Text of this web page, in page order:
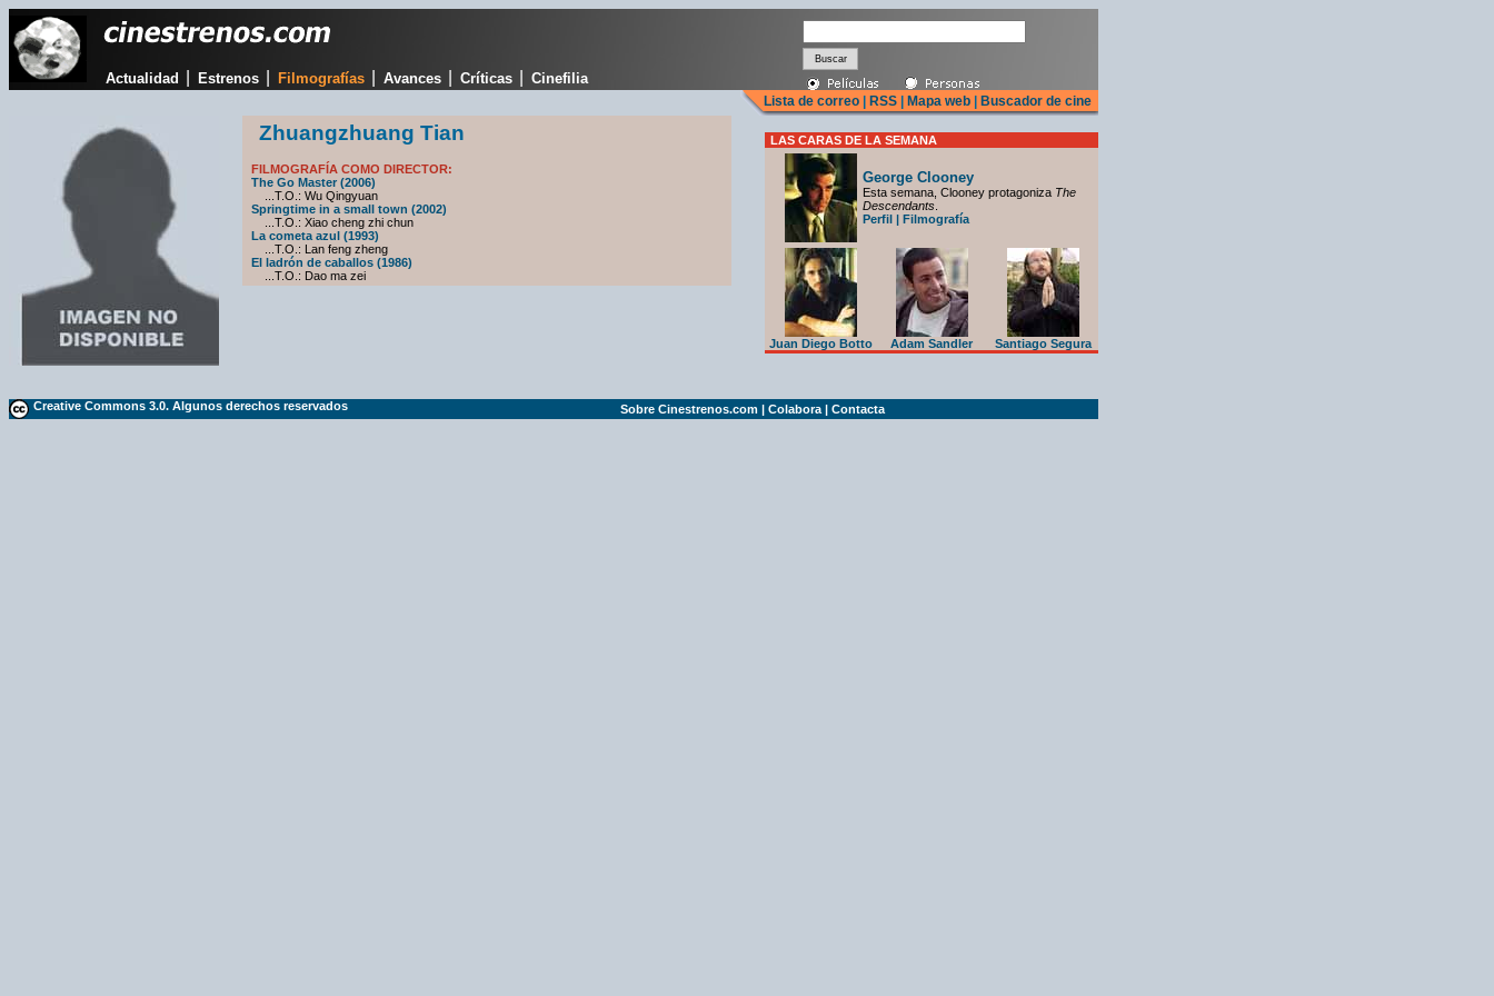
Actualidad Estrenos Filmografías Avances Críticas Cinefilia
Lista de correo RSS Mapa web Buscador de cine
Zhuangzhuang Tian
FILMOGRAFÍA COMO DIRECTOR:
The Go Master (2006)
...T.O.: Wu Qingyuan
Springtime in a small town (2002)
...T.O.: Xiao cheng zhi chun
La cometa azul (1993)
...T.O.: Lan feng zheng
El ladrón de caballos (1986)
...T.O.: Dao ma zei
LAS CARAS DE LA SEMANA
George Clooney
Esta semana, Clooney protagoniza The
Descendants
Perfil | Filmografía
Juan Diego Botto Adam Sandler Santiago Segura
Creative Commons 3.0. Algunos derechos reservados Sobre Cinestrenos.com | Colabora | Contacta